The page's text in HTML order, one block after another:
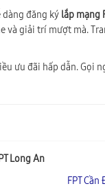
dàng đăng ký lắp mạng
và giải trí mượt mà.
ưu đãi hấp dẫn. Gọi
Long An
FPT Cần